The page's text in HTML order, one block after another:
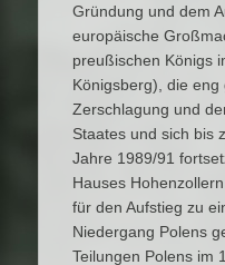
Gründung und dem
europäische
preußischen Königs
Königsberg), die
Zerschlagung und
Staates und sich bis
Jahre 1989/91
Hauses
für den Aufstieg zu
Niedergang Polens
Teilungen Polens im